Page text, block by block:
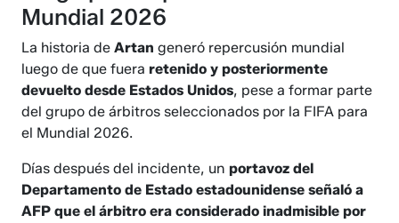
Mundial 2026
La historia deArtangeneró repercusión mundial
luego de que fueraretenido y posteriormente
devuelto desde Estados Unidos, pese a formar parte
del grupo de árbitros seleccionados por la FIFA para
el Mundial 2026.
Días después del incidente, unportavoz del
Departamento de Estado estadounidense señaló a
AFP que el árbitro era considerado inadmisible por